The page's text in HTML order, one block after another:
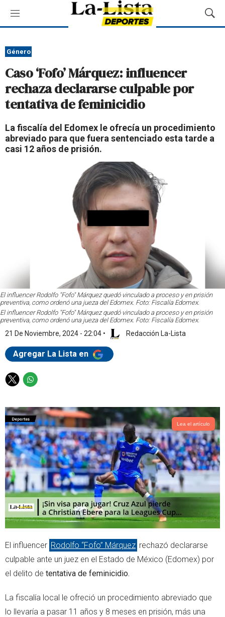
M
e
ú
M
o
q
u
e
Género
Caso ‘Fofo’ Márquez: influencer
rechaza declararse culpable por
tentativa de feminicidio
La fiscalía del Edomex le ofrecía un procedimiento
abreviado para que fuera sentenciado esta tarde a
casi 12 años de prisión.
El influencer Rodolfo "Fofo" Márquez quedó vinculado a proceso y en prisión
preventiva, como ordenó una jueza del Edomex. Foto: Fiscalía Edomex.
El influencer Rodolfo "Fofo" Márquez quedó vinculado a proceso y en prisión
preventiva, como ordenó una jueza del Edomex. Foto: Fiscalía Edomex.
21 De Noviembre, 2024 - 22:04 • Redacción La-Lista
Agregar La Lista en
T
i
t
t
e
r
W
a
t
s
a
p
p
Lea el artículo
El influencer Rodolfo “Fofo” Márquez rechazó declararse
culpable ante un juez en el Estado de México (Edomex) por
el delito de tentativa de feminicidio.
La fiscalía local le ofreció un procedimiento abreviado que
lo llevaría a pasar 11 años y 8 meses en prisión, más una